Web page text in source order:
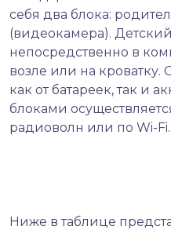
себя два блока:
(видеокамера).
непосредственно в
возле или на кроватку.
как от батареек, так и
блоками
радиоволн или по Wi-Fi.
Ниже в таблице